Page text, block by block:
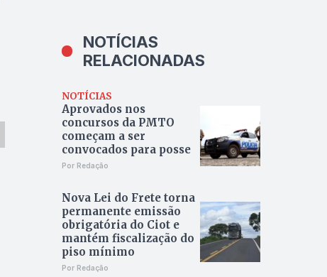
NOTÍCIAS
RELACIONADAS
NOTÍCIAS
Aprovados nos
concursos da PMTO
começam a ser
convocados para posse
Por Redação
Nova Lei do Frete torna
permanente emissão
obrigatória do Ciot e
mantém fiscalização do
piso mínimo
Por Redação